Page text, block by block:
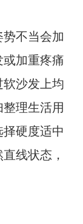
不当会加
加重疼痛
沙发上均
理生活用
硬度适中
线状态，